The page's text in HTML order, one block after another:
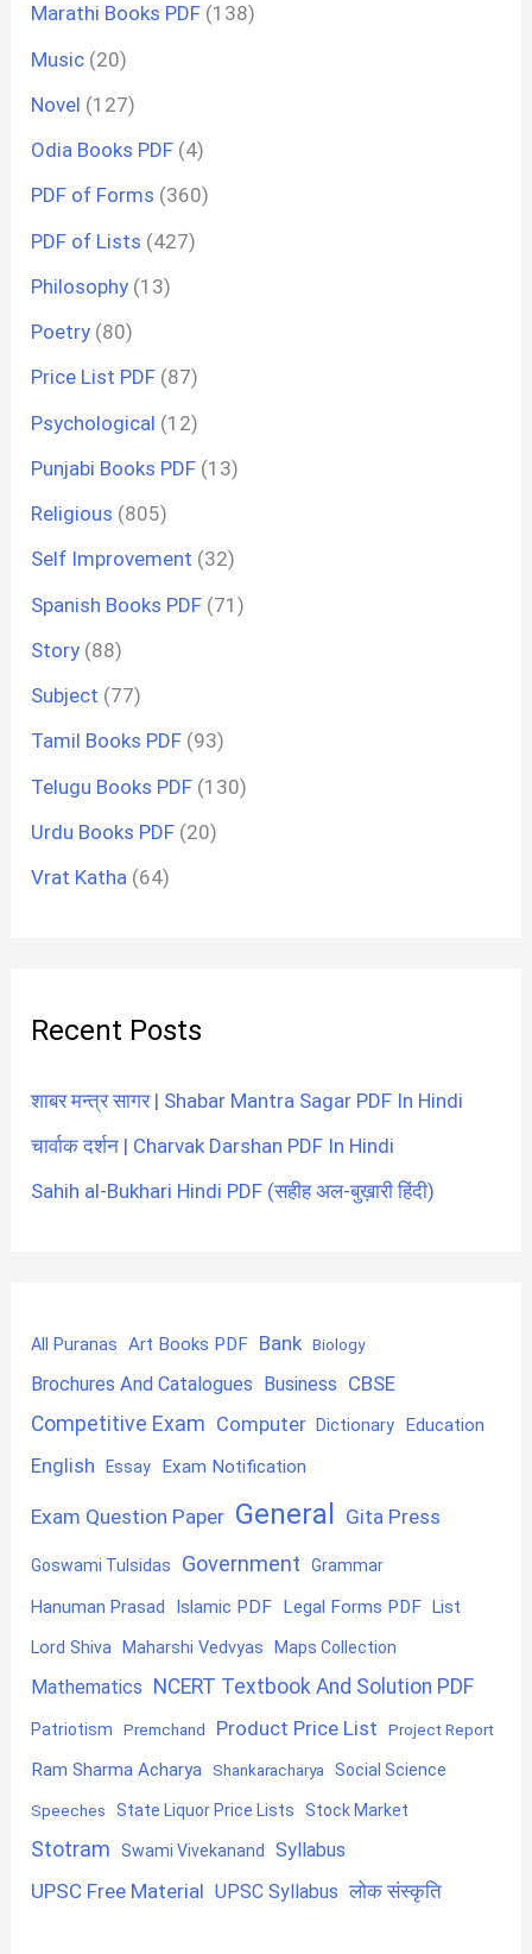
Marathi Books PDF (138)
Music (20)
Novel (127)
Odia Books PDF (4)
PDF of Forms (360)
PDF of Lists (427)
Philosophy (13)
Poetry (80)
Price List PDF (87)
Psychological (12)
Punjabi Books PDF (13)
Religious (805)
Self Improvement (32)
Spanish Books PDF (71)
Story (88)
Subject (77)
Tamil Books PDF (93)
Telugu Books PDF (130)
Urdu Books PDF (20)
Vrat Katha (64)
Recent Posts
शाबर मन्त्र सागर | Shabar Mantra Sagar PDF In Hindi
चार्वाक दर्शन | Charvak Darshan PDF In Hindi
Sahih al-Bukhari Hindi PDF (सहीह अल-बुख़ारी हिंदी)
All Puranas Art Books PDF Bank Biology
Brochures And Catalogues Business CBSE
Competitive Exam Computer Dictionary Education
English Essay Exam Notification
Exam Question Paper General Gita Press
Goswami Tulsidas Government Grammar
Hanuman Prasad Islamic PDF Legal Forms PDF List
Lord Shiva Maharshi Vedvyas Maps Collection
Mathematics NCERT Textbook And Solution PDF
Patriotism Premchand Product Price List Project Report
Ram Sharma Acharya Shankaracharya Social Science
Speeches State Liquor Price Lists Stock Market
Stotram Swami Vivekanand Syllabus
UPSC Free Material UPSC Syllabus लोक संस्कृति